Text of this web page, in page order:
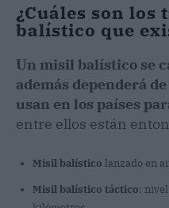
¿Cuáles son los
balístico que
Un misil balístico se
además dependerá
usan en los países
entre ellos están
Misil balístico lanzado en
Misil balístico táctico: